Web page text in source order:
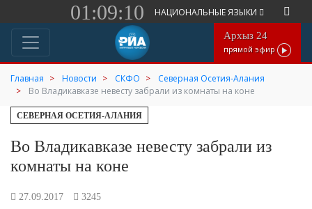
01:09:10 НАЦИОНАЛЬНЫЕ ЯЗЫКИ
Архыз 24
прямой эфир
Главная Новости СКФО
Северная Осетия-Алания
Во Владикавказе невесту забрали из комнаты на коне
СЕВЕРНАЯ ОСЕТИЯ-АЛАНИЯ
Во Владикавказе невесту забрали из
комнаты на коне
27.09.2017 3245